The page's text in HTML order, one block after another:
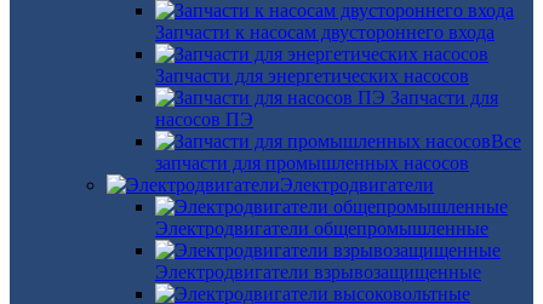
Запчасти к насосам двустороннего входа
Запчасти для энергетических насосов
Запчасти для
насосов ПЭ
Все
запчасти для промышленных насосов
Электродвигатели
Электродвигатели общепромышленные
Электродвигатели взрывозащищенные